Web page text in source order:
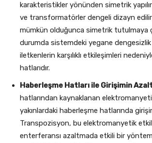
karakteristikler yönünden simetrik
ve transformatörler dengeli dizayn
mümkün olduğunca simetrik tutulmaya
durumda sistemdeki yegane dengesizlik
iletkenlerin karşılıklı etkileşimleri
hatlarıdır.
Haberleşme Hatları ile Girişimin
hatlarından kaynaklanan
yakınlardaki haberleşme hatlarında
Transpozisyon, bu elektromanyetik
enterferansı azaltmada etkili bir